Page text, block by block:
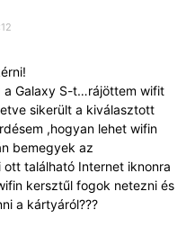
a Galaxy S-t…rájöttem wifit
sikerült a kiválasztott
,hogyan lehet wifin
bemegyek az
található Internet iknonra
kersztűl fogok netezni és
a kártyáról???